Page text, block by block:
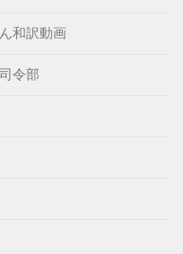
和訳動画
令部